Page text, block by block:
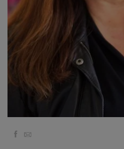
Facebook
Email